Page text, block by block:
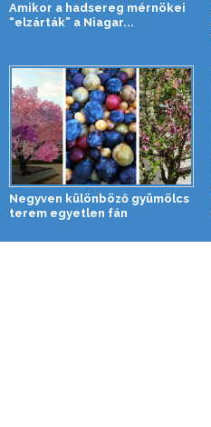
Amikor a hadsereg mérnökei
“elzárták” a Niagar...
Negyven különböző gyümölcs
terem egyetlen fán